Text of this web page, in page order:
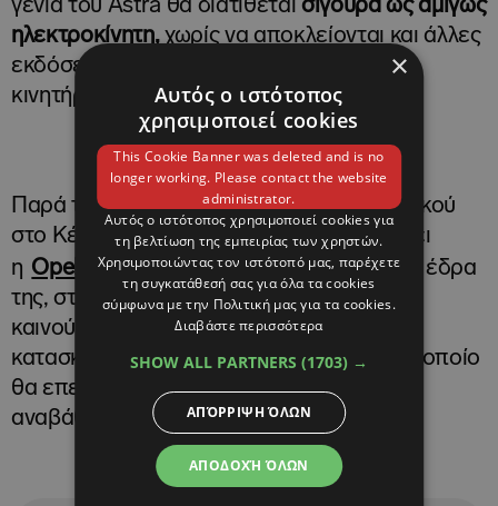
γενιά του Astra θα διατίθεταισίγουρα ως αμιγώς
ηλεκτροκίνητη,χωρίς να αποκλείονται και άλλες
εκδόσεις του με εξηλεκτρισμένο θερμικό
κινητήρα.
Παρά τις πρόσφατες περικοπές προσωπικού
στο Κέντρο Έρευνας και Εξέλιξης που έχει
η Opel
στο Ρίσελσχαϊμ, την παραδοσιακή έδρα
της, στελέχη της έχουν δηλώσει ότι το
καινούργιο μοντέλο θα συνεχίσει να
κατασκευάζεται στο ίδιο εργοστάσιο, στο οποίο
θα επενδυθούν σημαντικά ποσά για την
αναβάθμισή του.
×
Αυτός ο ιστότοπος
χρησιμοποιεί cookies
This Cookie Banner was deleted and is no
longer working. Please contact the website
administrator.
Αυτός ο ιστότοπος χρησιμοποιεί cookies για
τη βελτίωση της εμπειρίας των χρηστών.
Χρησιμοποιώντας τον ιστότοπό μας, παρέχετε
τη συγκατάθεσή σας για όλα τα cookies
σύμφωνα με την Πολιτική μας για τα cookies.
Διαβάστε περισσότερα
SHOW ALL PARTNERS (1703) →
ΑΠΟΔΟΧΉ ΌΛΩΝ
ΑΠΌΡΡΙΨΗ ΌΛΩΝ